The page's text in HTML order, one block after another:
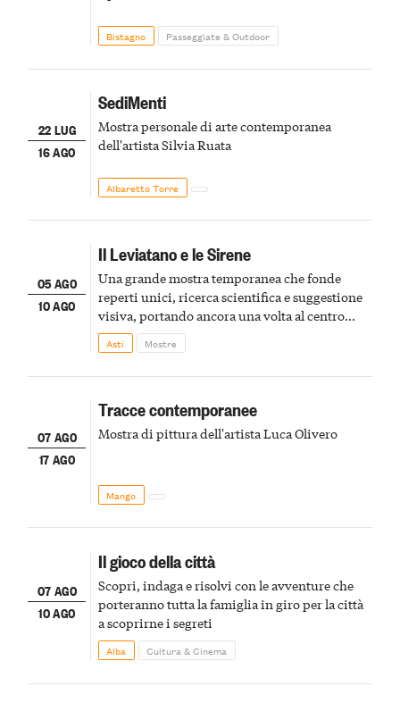
Bistagno Passeggiate & Outdoor
22 LUG
16 AGO
SediMenti
Mostra personale di arte contemporanea
dell'artista Silvia Ruata
Albaretto Torre
05 AGO
10 AGO
Il Leviatano e le Sirene
Una grande mostra temporanea che fonde
reperti unici, ricerca scientifica e suggestione
visiva, portando ancora una volta al centro
della scena le meraviglie del passato astigiano
Asti Mostre
07 AGO
17 AGO
Tracce contemporanee
Mostra di pittura dell'artista Luca Olivero
Mango
07 AGO
10 AGO
Il gioco della città
Scopri, indaga e risolvi con le avventure che
porteranno tutta la famiglia in giro per la città
a scoprirne i segreti
Alba Cultura & Cinema